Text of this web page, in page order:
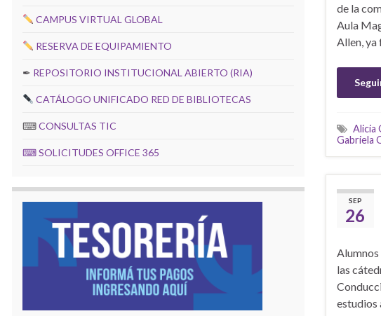
de la
Aula
Allen, ya
Alicia
Gabriela
SEP
26
Alumnos
las
estudios
CAMPUS VIRTUAL GLOBAL
RESERVA DE EQUIPAMIENTO
✒ REPOSITORIO INSTITUCIONAL ABIERTO (RIA)
CATÁLOGO UNIFICADO RED DE BIBLIOTECAS
⌨CONSULTAS TIC
⌨SOLICITUDES OFFICE 365